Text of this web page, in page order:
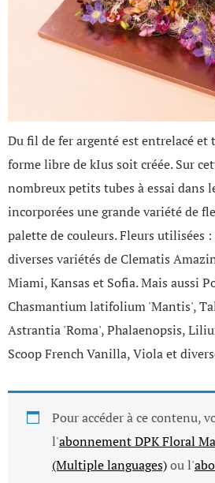
Du fil de fer argenté est entrelacé et
forme libre de kIus soit créée. Sur
nombreux petits tubes à essai dans
incorporées une grande variété de
palette de couleurs. Fleurs utilisées
diverses variétés de Clematis
Miami, Kansas et Sofia. Mais aussi
Chasmantium latifolium 'Mantis',
Astrantia 'Roma', Phalaenopsis,
Scoop French Vanilla, Viola et
Pour accéder à ce contenu,
l'abonnement DPK Floral
(Multiple languages)ou l'